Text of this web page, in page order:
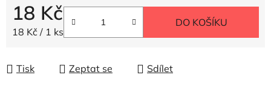
18 Kč
Měrná cena:
18 Kč / 1 ks
DO KOŠÍKU
Tisk Zeptat se Sdílet